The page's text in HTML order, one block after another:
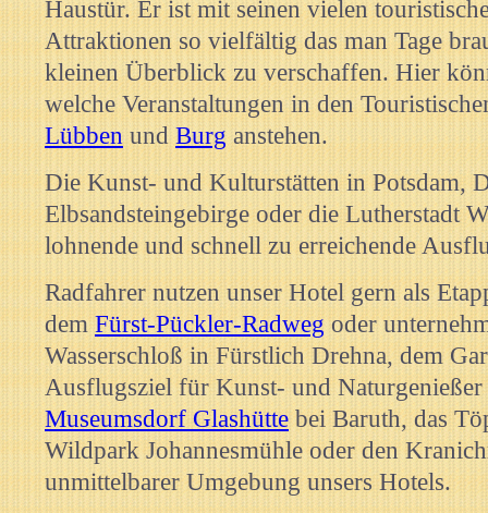
Haustür. Er ist mit seinen vielen
Attraktionen so vielfältig das man Tage
kleinen Überblick zu verschaffen. Hier
welche Veranstaltungen in den
Lübben und Burg anstehen.
Die Kunst- und Kulturstätten in Potsdam,
Elbsandsteingebirge oder die Lutherstadt
lohnende und schnell zu erreichende
Radfahrer nutzen unser Hotel gern als
demFürst-Pückler-Radwegoder
Wasserschloß in Fürstlich Drehna, dem
Ausflugsziel für Kunst- und
Museumsdorf Glashütte bei Baruth, das
Wildpark Johannesmühle oder den
unmittelbarer Umgebung unsers Hotels.